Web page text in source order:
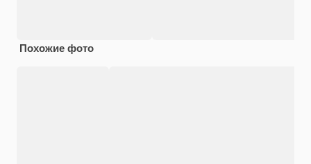
Похожие фото